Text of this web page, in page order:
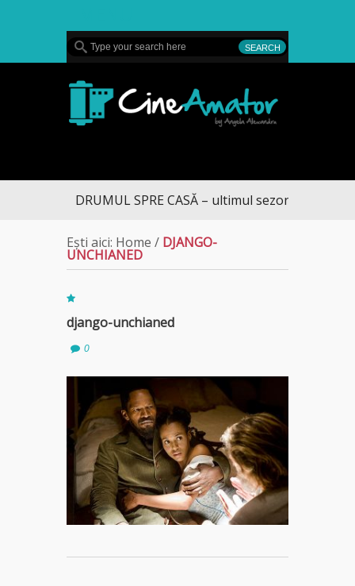
DRUMUL SPRE CASĂ – ultimul sezon te aduce la
Ești aici: Home / DJANGO-
UNCHIANED
django-unchianed
0